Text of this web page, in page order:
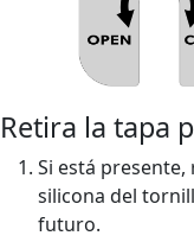
Retira la tapa
Si está
silicona del
futuro.